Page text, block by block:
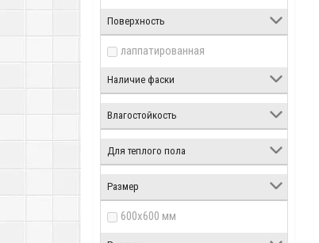
Поверхность
лаппатированная
Наличие фаски
Влагостойкость
Для теплого пола
Размер
600x600 мм